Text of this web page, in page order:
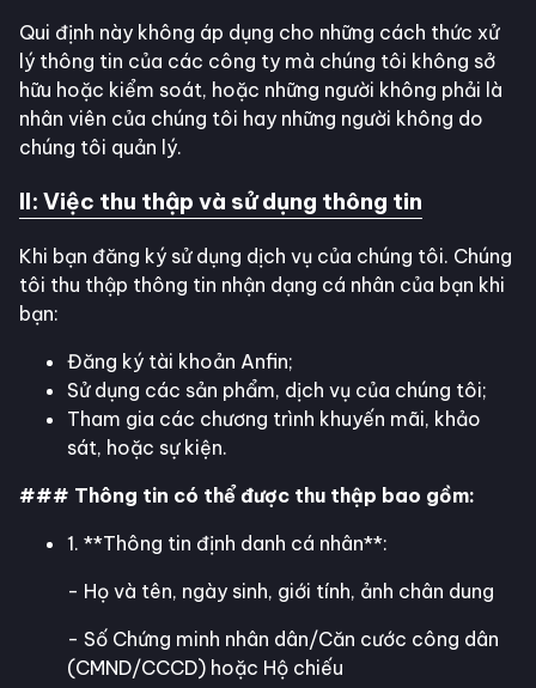
Qui định này không áp dụng cho những cách thức xử
lý thông tin của các công ty mà chúng tôi không sở
hữu hoặc kiểm soát, hoặc những người không phải là
nhân viên của chúng tôi hay những người không do
chúng tôi quản lý.
II: Việc thu thập và sử dụng thông tin
Khi bạn đăng ký sử dụng dịch vụ của chúng tôi. Chúng
tôi thu thập thông tin nhận dạng cá nhân của bạn khi
bạn:
Đăng ký tài khoản Anfin;
Sử dụng các sản phẩm, dịch vụ của chúng tôi;
Tham gia các chương trình khuyến mãi, khảo
sát, hoặc sự kiện.
### Thông tin có thể được thu thập bao gồm:
1. **Thông tin định danh cá nhân**:
- Họ và tên, ngày sinh, giới tính, ảnh chân dung
- Số Chứng minh nhân dân/Căn cước công dân
(CMND/CCCD) hoặc Hộ chiếu